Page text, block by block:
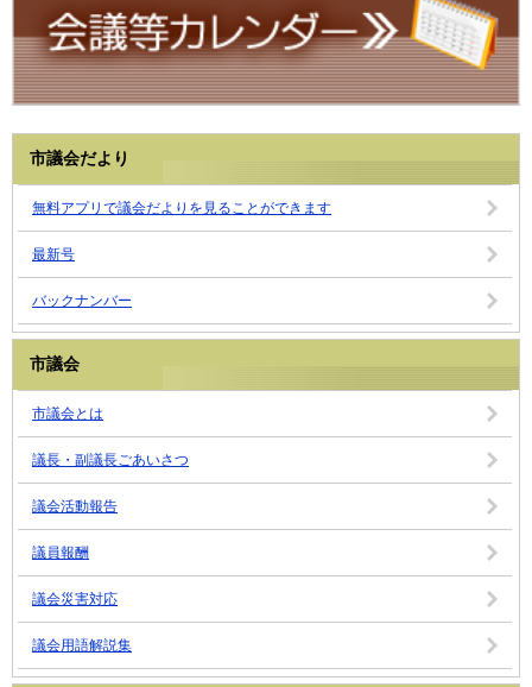
市議会だより
無料アプリで議会だよりを見ることができます
最新号
バックナンバー
市議会
市議会とは
議長・副議長ごあいさつ
議会活動報告
議員報酬
議会災害対応
議会用語解説集